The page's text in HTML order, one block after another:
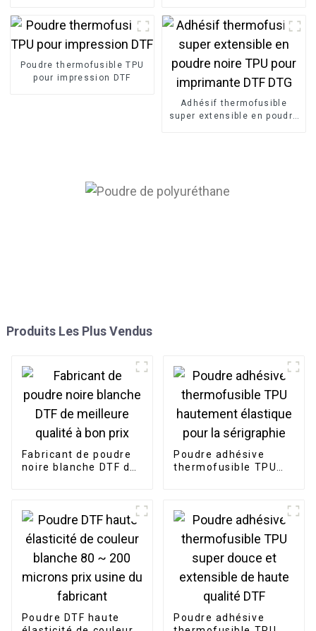
Poudre thermofusible TPU
pour impression DTF
Adhésif thermofusible
super extensible en poudre
Produits Les Plus Vendus
Fabricant de poudre
noire blanche DTF de
Poudre adhésive
thermofusible TPU
Poudre DTF haute
Poudre adhésive